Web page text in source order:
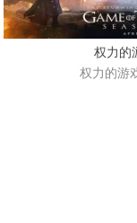
权力的
权力的游